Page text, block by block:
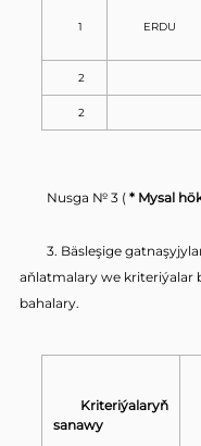
1 ERDU
2
2
Nusga № 3 ( * Mysal
3. Bäsleşige
aňlatmalary we kriteriýalar
bahalary.
Kriteriýalaryň
sanawy